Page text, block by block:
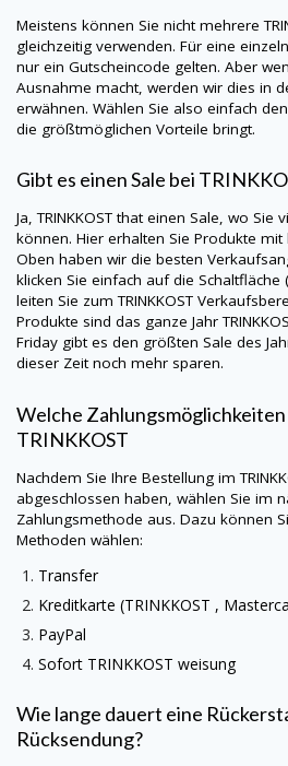
Meistens können Sie nicht mehrere
gleichzeitig verwenden. Für eine
nur ein Gutscheincode gelten. Aber
Ausnahme macht, werden wir dies in
erwähnen. Wählen Sie also einfach
die größtmöglichen Vorteile bringt.
Gibt es einen Sale bei
Ja,TRINKKOSTthat einen Sale, wo Sie
können. Hier erhalten Sie Produkte mit
Oben haben wir die besten
klicken Sie einfach auf die Schaltfläche
leiten Sie zumTRINKKOST
Produkte sind das ganze Jahr
Friday gibt es den größten Sale des
dieser Zeit noch mehr sparen.
Welche Zahlungsmöglichkeiten
TRINKKOST
Nachdem Sie Ihre Bestellung im
abgeschlossen haben, wählen Sie im
Zahlungsmethode aus. Dazu können
Methoden wählen:
Transfer
Kreditkarte (TRINKKOST ,
PayPal
Sofort TRINKKOST weisung
Wie lange dauert eine
Rücksendung?